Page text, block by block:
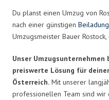
Du planst einen Umzug von
nach einer günstigen Beiladung
Umzugsmeister Bauer
Unser
preiswerte Lösung für
Österreich. Mit unserer
professionellen Team sind wir